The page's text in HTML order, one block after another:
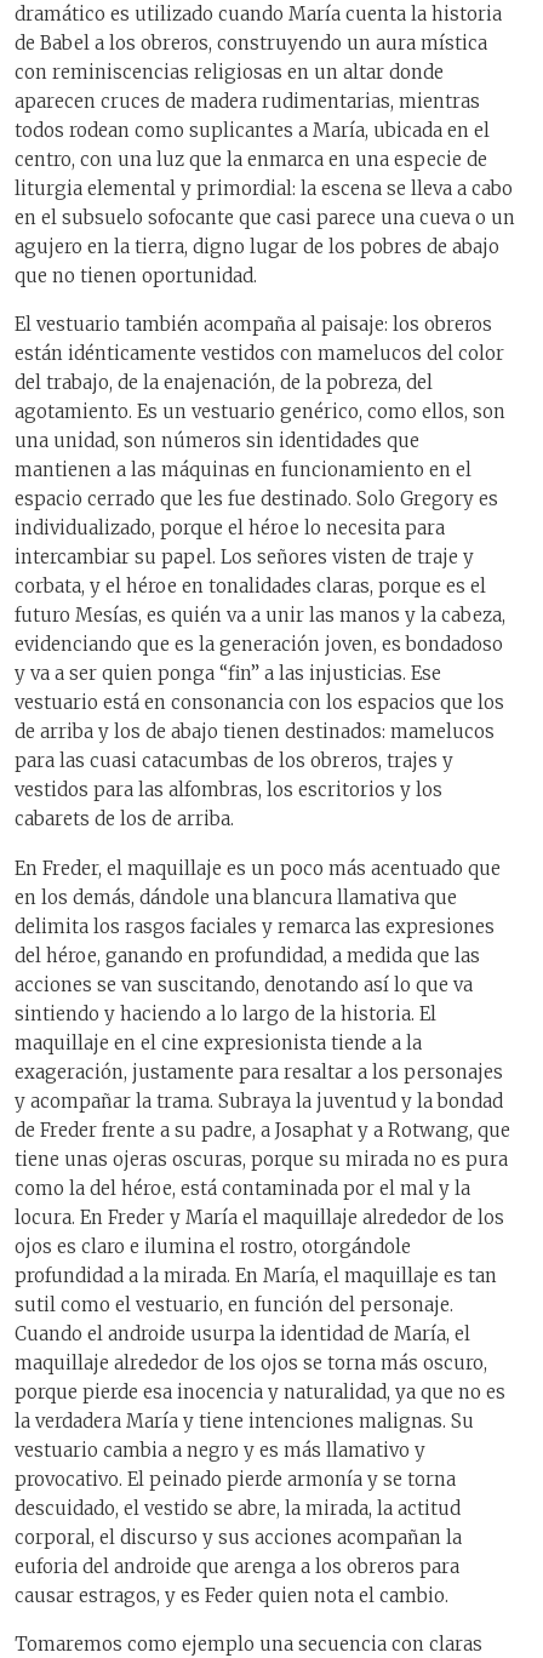
dramático es utilizado cuando María cuenta la historia
de Babel a los obreros, construyendo un aura mística
con reminiscencias religiosas en un altar donde
aparecen cruces de madera rudimentarias, mientras
todos rodean como suplicantes a María, ubicada en el
centro, con una luz que la enmarca en una especie de
liturgia elemental y primordial: la escena se lleva a cabo
en el subsuelo sofocante que casi parece una cueva o un
agujero en la tierra, digno lugar de los pobres de abajo
que no tienen oportunidad.
El vestuario también acompaña al paisaje: los obreros
están idénticamente vestidos con mamelucos del color
del trabajo, de la enajenación, de la pobreza, del
agotamiento. Es un vestuario genérico, como ellos, son
una unidad, son números sin identidades que
mantienen a las máquinas en funcionamiento en el
espacio cerrado que les fue destinado. Solo Gregory es
individualizado, porque el héroe lo necesita para
intercambiar su papel. Los señores visten de traje y
corbata, y el héroe en tonalidades claras, porque es el
futuro Mesías, es quién va a unir las manos y la cabeza,
evidenciando que es la generación joven, es bondadoso
y va a ser quien ponga “fin” a las injusticias. Ese
vestuario está en consonancia con los espacios que los
de arriba y los de abajo tienen destinados: mamelucos
para las cuasi catacumbas de los obreros, trajes y
vestidos para las alfombras, los escritorios y los
cabarets de los de arriba.
En Freder, el maquillaje es un poco más acentuado que
en los demás, dándole una blancura llamativa que
delimita los rasgos faciales y remarca las expresiones
del héroe, ganando en profundidad, a medida que las
acciones se van suscitando, denotando así lo que va
sintiendo y haciendo a lo largo de la historia. El
maquillaje en el cine expresionista tiende a la
exageración, justamente para resaltar a los personajes
y acompañar la trama. Subraya la juventud y la bondad
de Freder frente a su padre, a Josaphat y a Rotwang, que
tiene unas ojeras oscuras, porque su mirada no es pura
como la del héroe, está contaminada por el mal y la
locura. En Freder y María el maquillaje alrededor de los
ojos es claro e ilumina el rostro, otorgándole
profundidad a la mirada. En María, el maquillaje es tan
sutil como el vestuario, en función del personaje.
Cuando el androide usurpa la identidad de María, el
maquillaje alrededor de los ojos se torna más oscuro,
porque pierde esa inocencia y naturalidad, ya que no es
la verdadera María y tiene intenciones malignas. Su
vestuario cambia a negro y es más llamativo y
provocativo. El peinado pierde armonía y se torna
descuidado, el vestido se abre, la mirada, la actitud
corporal, el discurso y sus acciones acompañan la
euforia del androide que arenga a los obreros para
causar estragos, y es Feder quien nota el cambio.
Tomaremos como ejemplo una secuencia con claras